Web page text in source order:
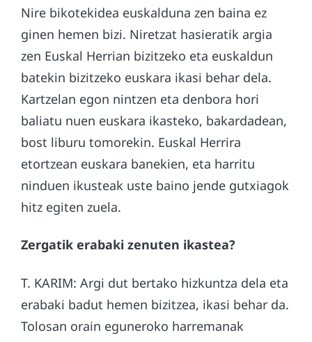
Nire bikotekidea euskalduna zen baina ez
ginen hemen bizi. Niretzat hasieratik argia
zen Euskal Herrian bizitzeko eta euskaldun
batekin bizitzeko euskara ikasi behar dela.
Kartzelan egon nintzen eta denbora hori
baliatu nuen euskara ikasteko, bakardadean,
bost liburu tomorekin. Euskal Herrira
etortzean euskara banekien, eta harritu
ninduen ikusteak uste baino jende gutxiagok
hitz egiten zuela.
Zergatik erabaki zenuten ikastea?
T. KARIM: Argi dut bertako hizkuntza dela eta
erabaki badut hemen bizitzea, ikasi behar da.
Tolosan orain eguneroko harremanak